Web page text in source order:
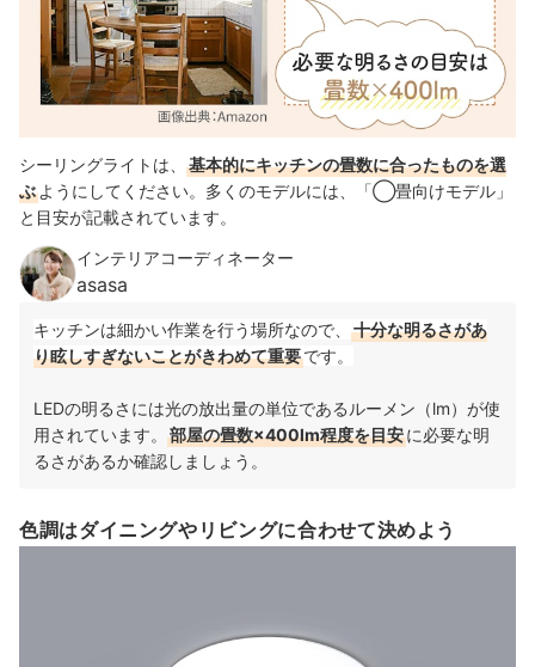
シーリングライトは、
基本的にキッチンの畳数に合ったものを選
ぶ ようにしてください。多くのモデルには、「◯畳向けモデル」
と目安が記載されています。
インテリアコーディネーター
asasa
キッチンは細かい作業を行う場所なので、
十分な明るさがあ
り眩しすぎないことがきわめて重要です。
LEDの明るさには光の放出量の単位であるルーメン（lm）が使
用されています。
部屋の畳数×400lm程度を目安に必要な明
るさがあるか確認しましょう。
色調はダイニングやリビングに合わせて決めよう